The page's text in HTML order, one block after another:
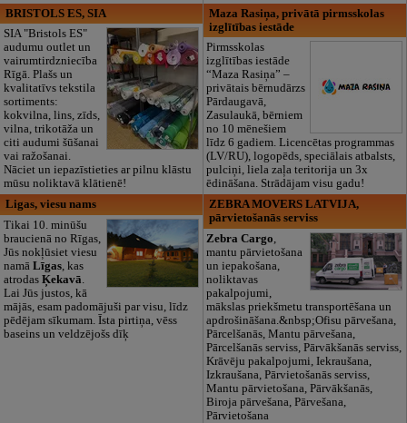
BRISTOLS ES, SIA
SIA "Bristols ES"
audumu outlet un
vairumtirdzniecība
Rīgā. Plašs un
kvalitatīvs tekstila
sortiments:
kokvilna, lins, zīds,
vilna, trikotāža un
citi audumi šūšanai
vai ražošanai.
Nāciet un iepazīstieties ar pilnu klāstu
mūsu noliktavā klātienē!
Maza Rasiņa, privātā pirmsskolas
izglītības iestāde
Pirmsskolas
izglītības iestāde
“Maza Rasiņa” –
privātais bērnudārzs
Pārdaugavā,
Zasulaukā, bērniem
no 10 mēnešiem
līdz 6 gadiem. Licencētas programmas
(LV/RU), logopēds, speciālais atbalsts,
pulciņi, liela zaļa teritorija un 3x
ēdināšana. Strādājam visu gadu!
Ligas, viesu nams
Tikai 10. minūšu
braucienā no Rīgas,
Jūs nokļūsiet viesu
namā Līgas, kas
atrodas Ķekavā
Lai Jūs justos, kā
mājās, esam padomājuši par visu, līdz
pēdējam sīkumam. Īsta pirtiņa, vēss
baseins un veldzējošs dīķ
ZEBRA MOVERS LATVIJA,
pārvietošanās serviss
Zebra Cargo
mantu pārvietošana
un iepakošana,
noliktavas
pakalpojumi,
mākslas priekšmetu transportēšana un
apdrošināšana.&nbsp;Ofisu pārvešana,
Pārcelšanās, Mantu pārvešana,
Pārcelšanās serviss, Pārvākšanās serviss,
Krāvēju pakalpojumi, Iekraušana,
Izkraušana, Pārvietošanās serviss,
Mantu pārvietošana, Pārvākšanās,
Biroja pārvešana, Pārvešana,
Pārvietošana